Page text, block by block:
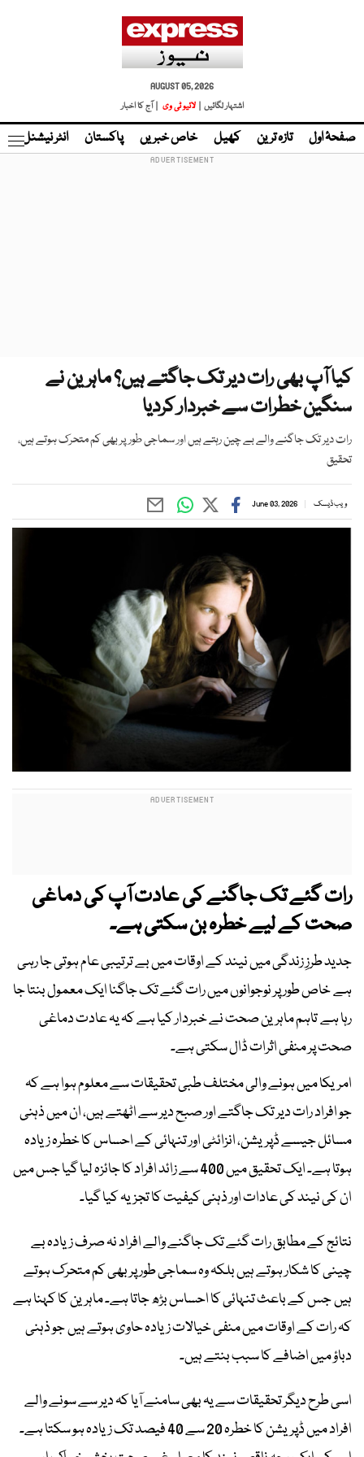
AUGUST 05, 2026
اشتہار لگائیں |
لائیو ٹی وی | آج کا اخبار
صفحۂ اول تازہ ترین کھیل خاص خبریں پاکستان انٹر نیشنل
کیا آپ بھی رات دیر تک جاگتے ہیں؟ ماہرین نے
سنگین خطرات سے خبردار کردیا
رات دیر تک جاگنے والے بے چین رہتے ہیں اور سماجی طور پر بھی کم متحرک ہوتے ہیں،
تحقیق
ویب ڈیسک June 03, 2026
رات گئے تک جاگنے کی عادت آپ کی دماغی
صحت کے لیے خطرہ بن سکتی ہے۔
جدید طرزِ زندگی میں نیند کے اوقات میں بے ترتیبی عام ہوتی جا رہی
ہے خاص طور پر نوجوانوں میں رات گئے تک جاگنا ایک معمول بنتا جا
رہا ہے تاہم ماہرین صحت نے خبردار کیا ہے کہ یہ عادت دماغی
صحت پر منفی اثرات ڈال سکتی ہے۔
امریکا میں ہونے والی مختلف طبی تحقیقات سے معلوم ہوا ہے کہ
جو افراد رات دیر تک جاگتے اور صبح دیر سے اٹھتے ہیں، ان میں ذہنی
مسائل جیسے ڈپریشن، انزائٹی اور تنہائی کے احساس کا خطرہ زیادہ
ہوتا ہے۔ ایک تحقیق میں 400 سے زائد افراد کا جائزہ لیا گیا جس میں
ان کی نیند کی عادات اور ذہنی کیفیت کا تجزیہ کیا گیا۔
نتائج کے مطابق رات گئے تک جاگنے والے افراد نہ صرف زیادہ بے
چینی کا شکار ہوتے ہیں بلکہ وہ سماجی طور پر بھی کم متحرک ہوتے
ہیں جس کے باعث تنہائی کا احساس بڑھ جاتا ہے۔ ماہرین کا کہنا ہے
کہ رات کے اوقات میں منفی خیالات زیادہ حاوی ہوتے ہیں جو ذہنی
دباؤ میں اضافے کا سبب بنتے ہیں۔
اسی طرح دیگر تحقیقات سے یہ بھی سامنے آیا کہ دیر سے سونے والے
افراد میں ڈپریشن کا خطرہ 20 سے 40 فیصد تک زیادہ ہو سکتا ہے۔